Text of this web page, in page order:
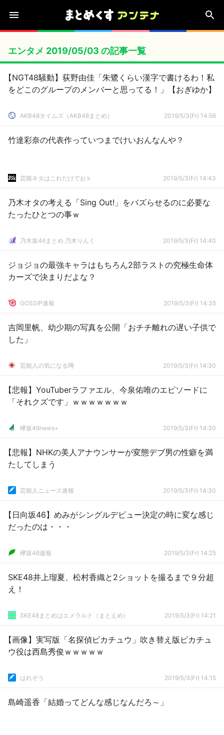
エンタメ 2019/05/03 の記事一覧
【NGT48騒動】荻野由佳「朱鷺くらい漢字で書けるわ！私
をどこのグループのメンバーと思ってる！」【おぎゆか】
AKB48タイムズ（AKB48まとめ） 2019/5/3(Fr) 14:56
竹達彩奈の代表作っていつまでけいおんなんや？
芸能ネタはこれだけでおｋ 2019/5/3(Fr) 14:43
乃木オタの考える「Sing Out!」をバズらせるのに必要な
たったひとつの事ｗ
乃木坂46まとめ 乃木りんく 2019/5/3(Fr) 14:40
ジョジョの最強キャラはもちろん2部ラストの究極生命体
カーズで決まりだよな？
GOSSIP速報 2019/5/3(Fr) 14:35
吉岡里帆、幼少期の写真を公開「おチチ離れの遅い子供で
した」
芸能人の気になる噂 2019/5/3(Fr) 14:30
【悲報】YouTuberラファエル、今泉佑唯のエピソードに
「それクズです」ｗｗｗｗｗｗｗ
欅坂46news+ 2019/5/3(Fr) 14:30
【悲報】NHKの美人アナウンサーが変態デブ男の性癖を満
たしてしまう
芸能人ニュース速報 2019/5/3(Fr) 14:30
【日向坂46】めみがシングルデビュー決定の時に変な感じ
だったのは・・・
欅坂46速報 2019/5/3(Fr) 14:25
SKE48井上瑠夏、松村香織と2ショットを撮るまで９分超
え！
SKE48まとめはエメラルド（まとえめ） 2019/5/3(Fr) 14:21
【画像】実写版「名探偵ピカチュウ」吹き替え版ピカチュ
ウ役は西島秀俊ｗｗｗｗｗ
はれぞう 2019/5/3(Fr) 14:15
島崎遥香「結婚ってどんな感じなんだろ～」